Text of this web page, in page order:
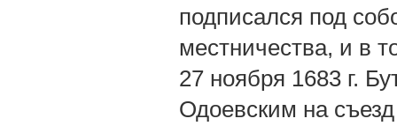
подписался под
местничества, и в
27 ноября 1683 г.
Одоевским на